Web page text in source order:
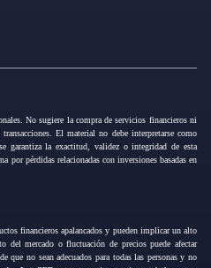
No sugiere la compra de servicios financieros ni
El material no debe interpretarse como
garantiza la exactitud, validez o integridad de esta
por pérdidas relacionadas con inversiones basadas en
financieros apalancados y pueden implicar un alto
del mercado o fluctuación de precios puede afectar
que no sean adecuados para todas las personas y no